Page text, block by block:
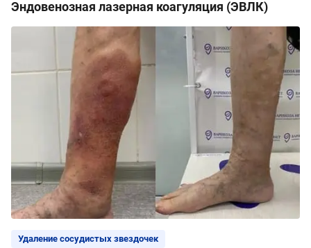
Эндовенозная лазерная коагуляция (ЭВЛК)
Удаление сосудистых звездочек